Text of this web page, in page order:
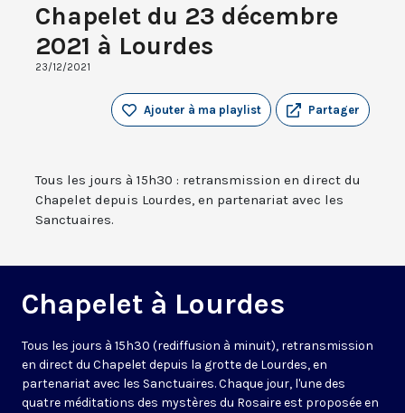
Chapelet du 23 décembre
2021 à Lourdes
23/12/2021
Partager
Ajouter à ma playlist
Tous les jours à 15h30 : retransmission en direct du
Chapelet depuis Lourdes, en partenariat avec les
Sanctuaires.
Chapelet à Lourdes
Tous les jours à 15h30 (rediffusion à minuit), retransmission
en direct du Chapelet depuis la grotte de Lourdes, en
partenariat avec les Sanctuaires. Chaque jour, l'une des
quatre méditations des mystères du Rosaire est proposée en